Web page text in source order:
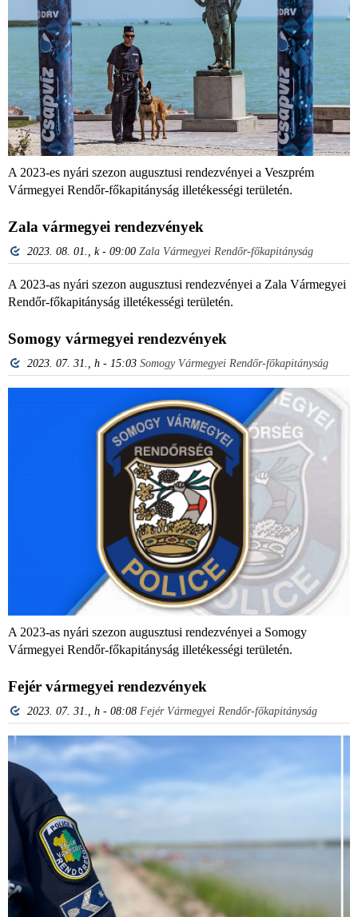
A 2023-es nyári szezon augusztusi rendezvényei a Veszprém
Vármegyei Rendőr-főkapitányság illetékességi területén.
Zala vármegyei rendezvények
2023. 08. 01., k - 09:00 Zala Vármegyei Rendőr-főkapitányság
A 2023-as nyári szezon augusztusi rendezvényei a Zala Vármegyei
Rendőr-főkapitányság illetékességi területén.
Somogy vármegyei rendezvények
2023. 07. 31., h - 15:03 Somogy Vármegyei Rendőr-főkapitányság
A 2023-as nyári szezon augusztusi rendezvényei a Somogy
Vármegyei Rendőr-főkapitányság illetékességi területén.
Fejér vármegyei rendezvények
2023. 07. 31., h - 08:08 Fejér Vármegyei Rendőr-főkapitányság